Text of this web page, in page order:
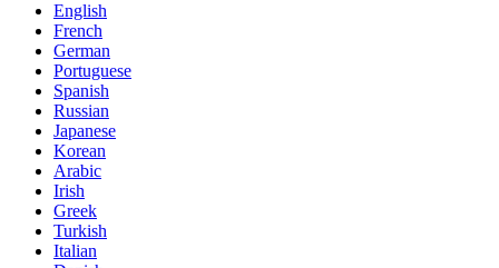
English
French
German
Portuguese
Spanish
Russian
Japanese
Korean
Arabic
Irish
Greek
Turkish
Italian